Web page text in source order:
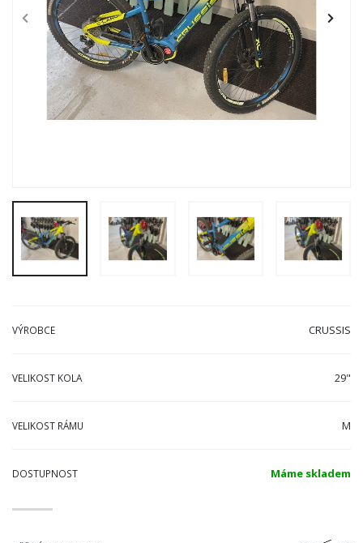
VÝROBCE CRUSSIS
VELIKOST KOLA 29"
VELIKOST RÁMU M
DOSTUPNOST Máme skladem